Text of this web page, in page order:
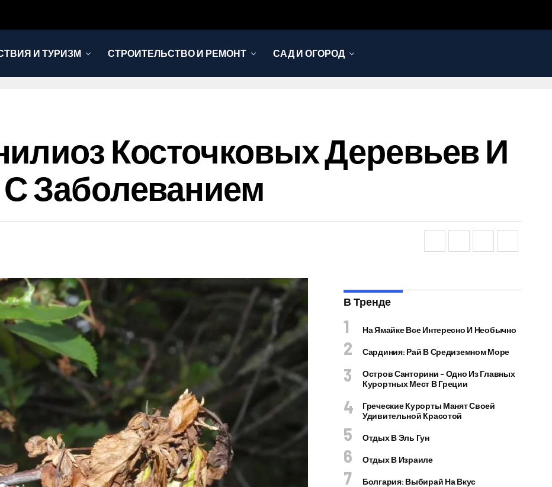
И ТУРИЗМ СТРОИТЕЛЬСТВО И РЕМОНТ САД И ОГОРОД
Косточковых Деревьев И
Заболеванием
В Тренде
На Ямайке Все Интересно И Необычно
Сардиния: Рай В Средиземном Море
Остров Санторини – Одно Из Главных
Курортных Мест В Греции
Греческие Курорты Манят Своей
Удивительной Красотой
Отдых В Эль Гун
Отдых В Израиле
Болгария: Выбирай На Вкус